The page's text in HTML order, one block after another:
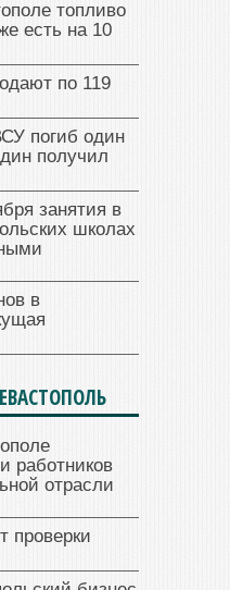
топливо
есть на 10
по 119
погиб один
получил
занятия в
школах
в
работников
отрасли
проверки